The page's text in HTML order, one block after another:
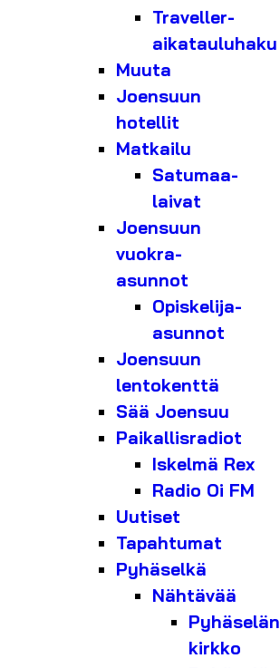
Traveller-
aikatauluhaku
Muuta
Joensuun
hotellit
Matkailu
Satumaa-
laivat
Joensuun
vuokra-
asunnot
Opiskelija-
asunnot
Joensuun
lentokenttä
Sää Joensuu
Paikallisradiot
Iskelmä Rex
Radio Oi FM
Uutiset
Tapahtumat
Pyhäselkä
Nähtävää
Pyhäselän
kirkko